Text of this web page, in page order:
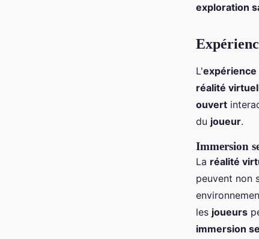
exploration
L'
réalité
ouvert
du joueur.
Immersion
La réalité
peuvent non
les joueurs
immersion